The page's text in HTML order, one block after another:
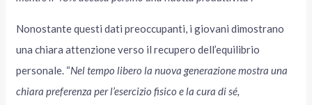
Nonostante questi dati preoccupanti, i giovani dimostrano
una chiara attenzione verso il recupero dell’equilibrio
personale. “Nel tempo libero la nuova generazione mostra una
chiara preferenza per l’esercizio fisico e la cura di sé,